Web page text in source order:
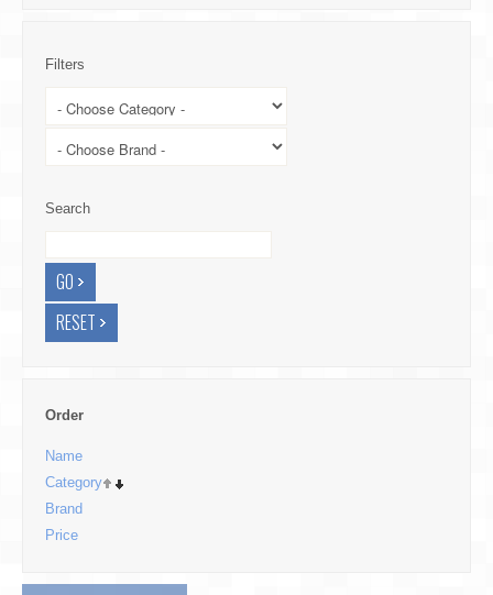
Filters
Search
Order
Name
Category
Brand
Price